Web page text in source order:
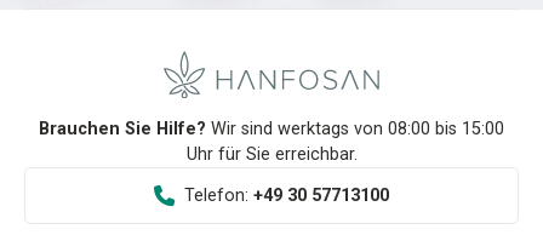
Brauchen Sie Hilfe? Wir sind werktags von 08:00 bis 15:00
Uhr für Sie erreichbar.
Telefon: +49 30 57713100